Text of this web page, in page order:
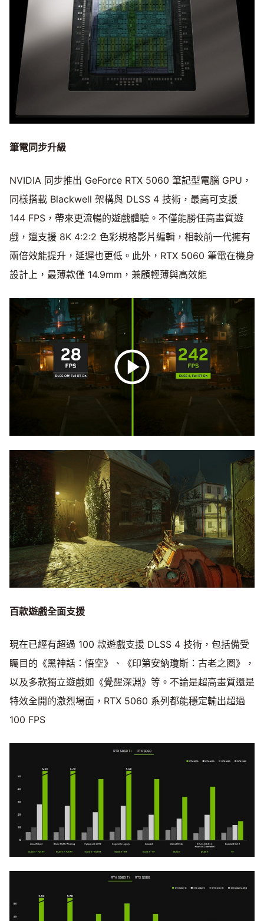
筆電同步升級
NVIDIA 同步推出 GeForce RTX 5060 筆記型電腦 GPU，
同樣搭載 Blackwell 架構與 DLSS 4 技術，最高可支援
144 FPS，帶來更流暢的遊戲體驗。不僅能勝任高畫質遊
戲，還支援 8K 4:2:2 色彩規格影片編輯，相較前一代擁有
兩倍效能提升，延遲也更低。此外，RTX 5060 筆電在機身
設計上，最薄款僅 14.9mm，兼顧輕薄與高效能
百款遊戲全面支援
現在已經有超過 100 款遊戲支援 DLSS 4 技術，包括備受
矚目的《黑神話：悟空》、《印第安納瓊斯：古老之圈》，
以及多款獨立遊戲如《覺醒深淵》等。不論是超高畫質還是
特效全開的激烈場面，RTX 5060 系列都能穩定輸出超過
100 FPS